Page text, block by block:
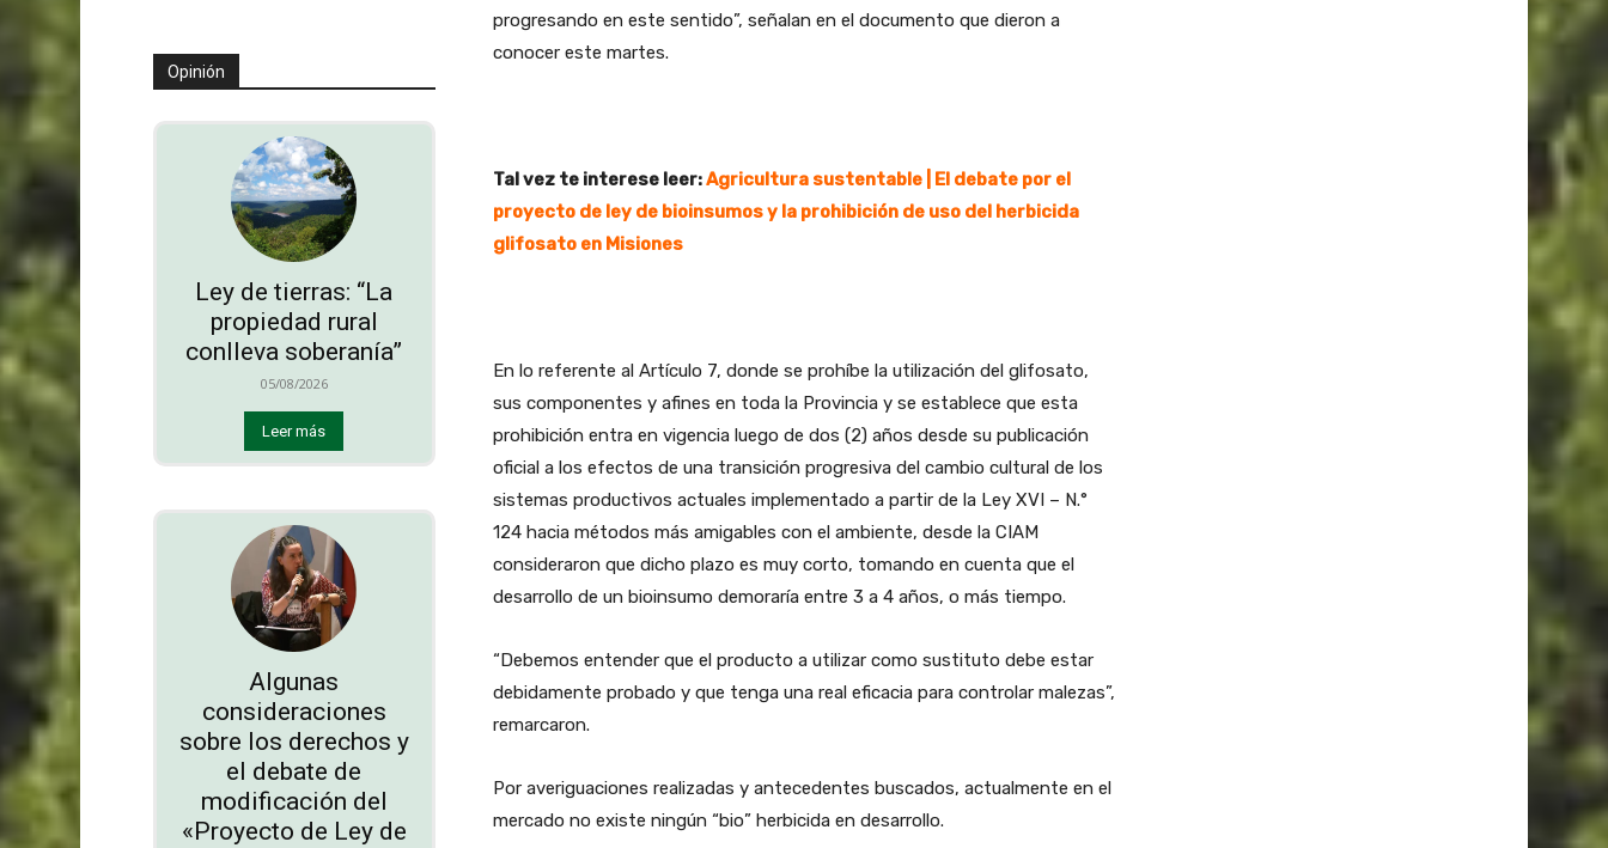
Opinión
Ley de tierras: “La
propiedad rural
conlleva soberanía”
05/08/2026
Leer más
Algunas
consideraciones
sobre los derechos y
el debate de
modificación del
«Proyecto de Ley de
progresando en este sentido”, señalan en el documento que dieron a
conocer este martes.
Tal vez te interese leer:Agricultura sustentable | El debate por el
proyecto de ley de bioinsumos y la prohibición de uso del herbicida
glifosato en Misiones
En lo referente al Artículo 7, donde se prohíbe la utilización del glifosato,
sus componentes y afines en toda la Provincia y se establece que esta
prohibición entra en vigencia luego de dos (2) años desde su publicación
oficial a los efectos de una transición progresiva del cambio cultural de los
sistemas productivos actuales implementado a partir de la Ley XVI – N.°
124 hacia métodos más amigables con el ambiente, desde la CIAM
consideraron que dicho plazo es muy corto, tomando en cuenta que el
desarrollo de un bioinsumo demoraría entre 3 a 4 años, o más tiempo.
“Debemos entender que el producto a utilizar como sustituto debe estar
debidamente probado y que tenga una real eficacia para controlar malezas”,
remarcaron.
Por averiguaciones realizadas y antecedentes buscados, actualmente en el
mercado no existe ningún “bio” herbicida en desarrollo.